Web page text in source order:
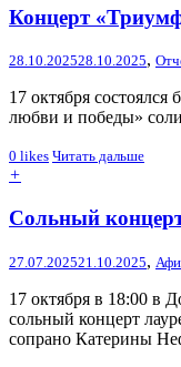
Концерт
28.10.202528.10.2025,
17 октября
любви и победы»
0 likes Читать дальше
+
Сольный
27.07.202521.10.2025,
17 октября в 18:00 в
сольный концерт
сопрано Катерины